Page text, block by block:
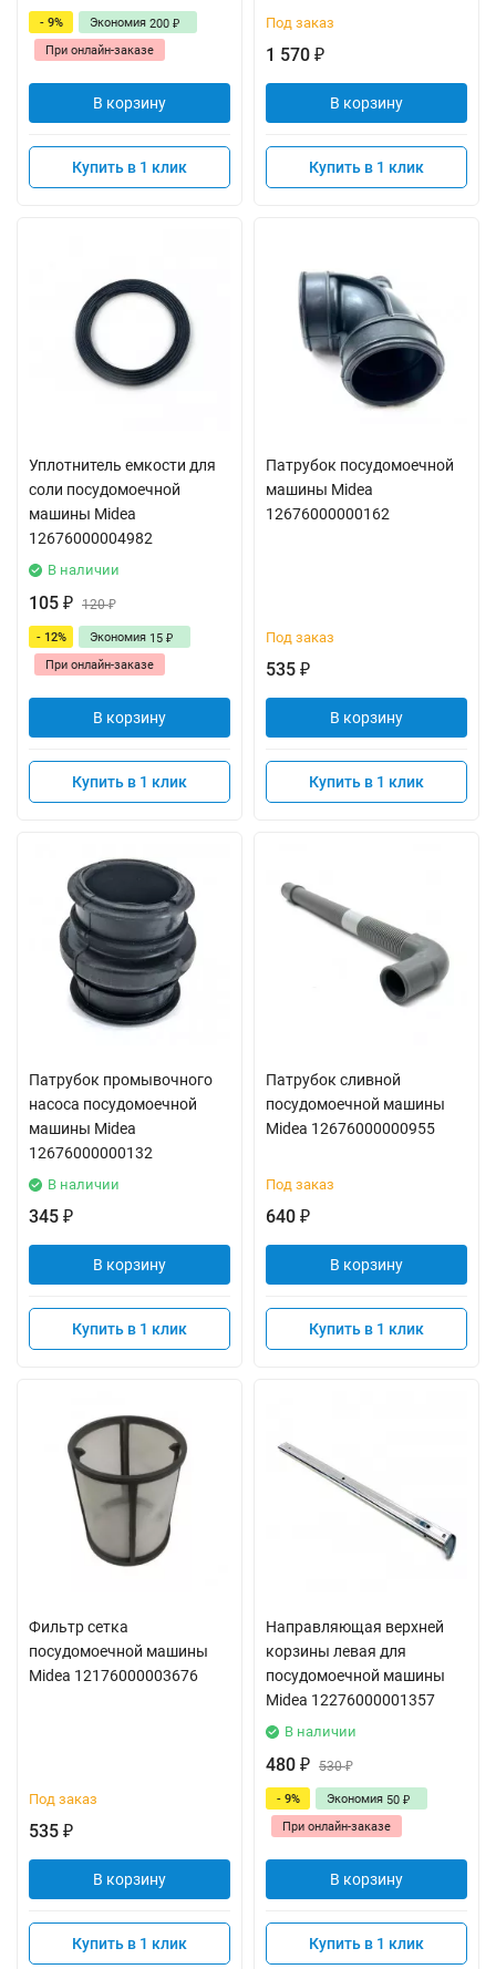
- 9% Экономия 200 ₽
При онлайн-заказе
В корзину
Купить в 1 клик
Под заказ
1 570 ₽
В корзину
Купить в 1 клик
Уплотнитель емкости для
соли посудомоечной
машины Midea
12676000004982
В наличии
105 ₽ 120₽
- 12% Экономия 15 ₽
При онлайн-заказе
В корзину
Купить в 1 клик
Патрубок посудомоечной
машины Midea
12676000000162
Под заказ
535 ₽
В корзину
Купить в 1 клик
Патрубок промывочного
насоса посудомоечной
машины Midea
12676000000132
В наличии
345 ₽
В корзину
Купить в 1 клик
Патрубок сливной
посудомоечной машины
Midea 12676000000955
Под заказ
640 ₽
В корзину
Купить в 1 клик
Фильтр сетка
посудомоечной машины
Midea 12176000003676
Под заказ
535 ₽
В корзину
Купить в 1 клик
Направляющая верхней
корзины левая для
посудомоечной машины
Midea 12276000001357
В наличии
480 ₽ 530₽
- 9% Экономия 50 ₽
При онлайн-заказе
В корзину
Купить в 1 клик